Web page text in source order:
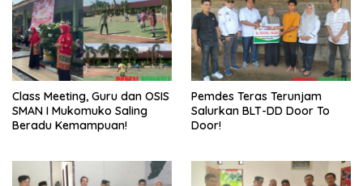
Class Meeting, Guru dan OSIS
SMAN I Mukomuko Saling
Beradu Kemampuan!
Pemdes Teras Terunjam
Salurkan BLT-DD Door To
Door!